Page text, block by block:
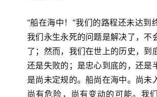
“船在海中！”我们的路程还未达到
我们永生永死的问题是解决了，不
了；然而，我们在世上的历史，到
还是失败的；是忠心到底的，还是
是尚未定规的。船尚在海中。尚未
尚有危险，尚有变动的可能。我